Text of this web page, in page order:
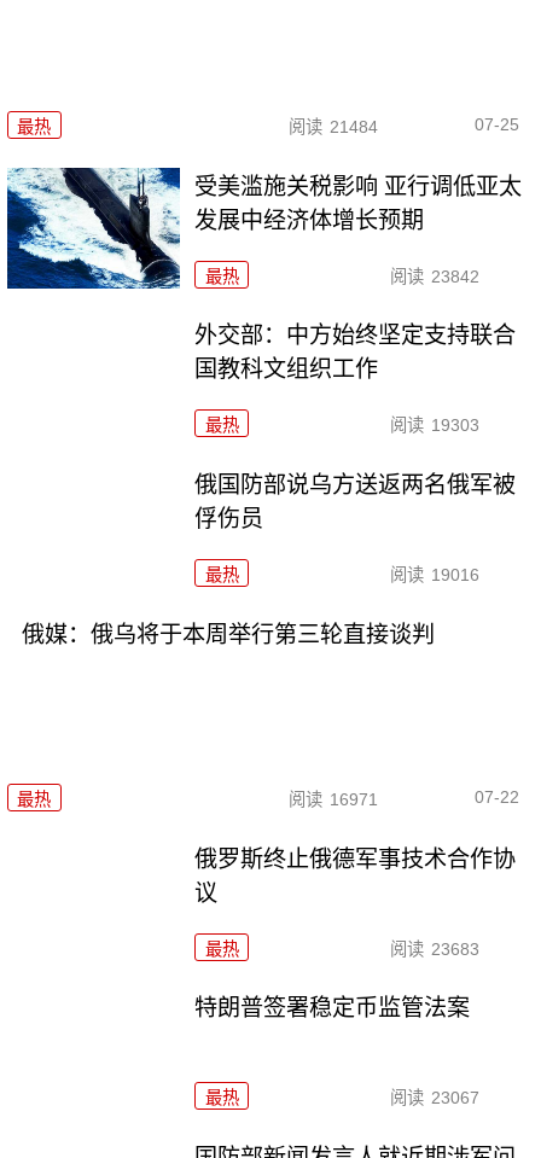
最热 阅读 21484 07-25
受美滥施关税影响 亚行调低亚太
发展中经济体增长预期
最热 阅读 23842
外交部：中方始终坚定支持联合
国教科文组织工作
最热 阅读 19303
俄国防部说乌方送返两名俄军被
俘伤员
最热 阅读 19016
俄媒：俄乌将于本周举行第三轮直接谈判
最热 阅读 16971 07-22
俄罗斯终止俄德军事技术合作协
议
最热 阅读 23683
特朗普签署稳定币监管法案
最热 阅读 23067